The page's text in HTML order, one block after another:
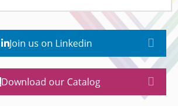
Join us on Linkedin
Download our Catalog